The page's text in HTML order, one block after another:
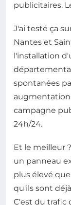
publicitaires.
J'ai testé ça
Nantes et
l'installation
spontanées
campagne
24h/24.
Et le meilleur
un panneau
plus élevé
qu'ils sont
C'est du trafic